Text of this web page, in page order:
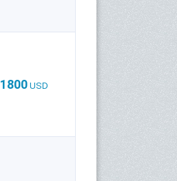
1800 USD